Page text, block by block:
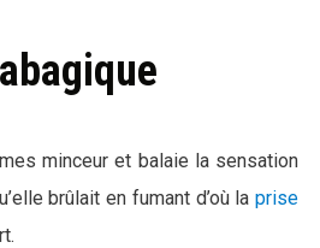
minceur et balaie la sensation
brûlait en fumant d’où la prise